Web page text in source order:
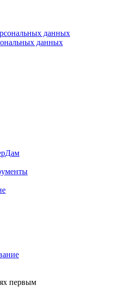
данных
данных
первым